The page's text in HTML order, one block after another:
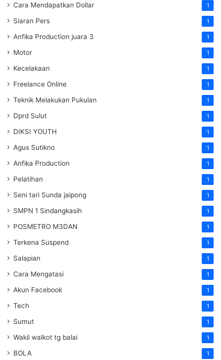
Cara Mendapatkan Dollar 1
Siaran Pers 1
Anfika Production juara 3 1
Motor 1
Kecelakaan 1
Freelance Online 1
Teknik Melakukan Pukulan 1
Dprd Sulut 1
DIKSI YOUTH 1
Agus Sutikno 1
Anfika Production 1
Pelatihan 1
Seni tari Sunda jaipong 1
SMPN 1 Sindangkasih 1
POSMETRO M3DAN 1
Terkena Suspend 1
Salapian 1
Cara Mengatasi 1
Akun Facebook 1
Tech 1
Sumut 1
Wakil walkot tg balai 1
BOLA 1